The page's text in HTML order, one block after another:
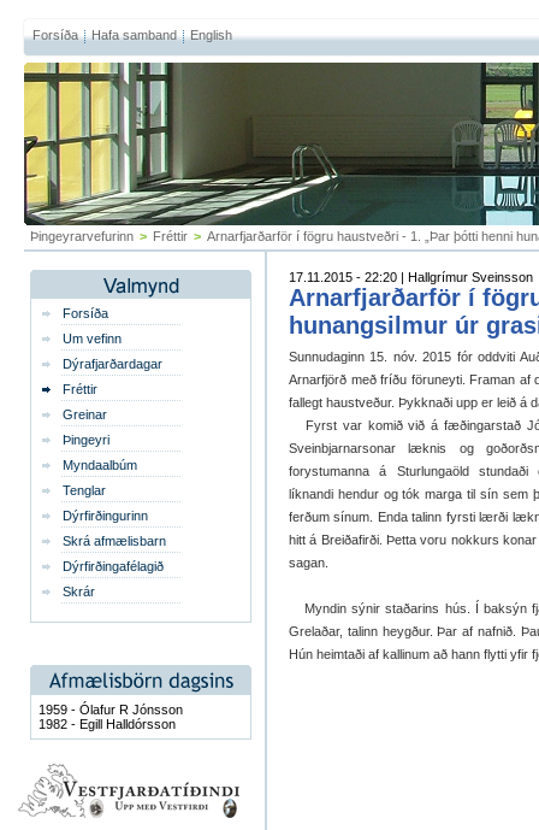
Forsíða Hafa samband English
Þingeyrarvefurinn > Fréttir > Arnarfjarðarför í fögru haustveðri - 1. „Þar þótti henni
Forsíða
Um vefinn
Dýrafjarðardagar
Fréttir
Greinar
Þingeyri
Myndaalbúm
Tenglar
Dýrfirðingurinn
Skrá afmælisbarn
Dýrfirðingafélagið
Skrár
1959 - Ólafur R Jónsson
1982 - Egill Halldórsson
17.11.2015 - 22:20 | Hallgrímur Sveinsson
Arnarfjarðarför í
hunangsilmur úr
Sunnudaginn 15. nóv. 2015 fór oddviti
Arnarfjörð með fríðu föruneyti. Framan af
fallegt haustveður. Þykknaði upp er leið á
Fyrst var komið við á fæðingarstað
Sveinbjarnarsonar læknis og
forystumanna á Sturlungaöld
líknandi hendur og tók marga til sín sem
ferðum sínum. Enda talinn fyrsti lærði
hitt á Breiðafirði. Þetta voru nokkurs
sagan.
Myndin sýnir staðarins hús. Í baksýn
Grelaðar, talinn heygður. Þar af nafnið.
Hún heimtaði af kallinum að hann flytti yfir